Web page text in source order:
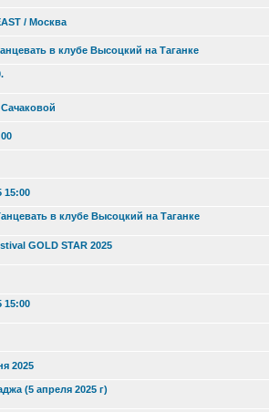
/ Москва
в клубе Высоцкий на Таганке
15:00
в клубе Высоцкий на Таганке
GOLD STAR 2025
15:00
2025
(5 апреля 2025 г)